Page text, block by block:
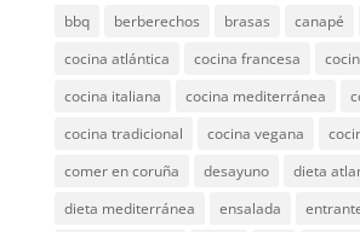
bbq
berberechos brasas canapé
cocina atlántica
cocina francesa
cocina italiana
cocina mediterránea
cocina tradicional
cocina vegana
comer en coruña
desayuno
dieta
dieta mediterránea
ensalada